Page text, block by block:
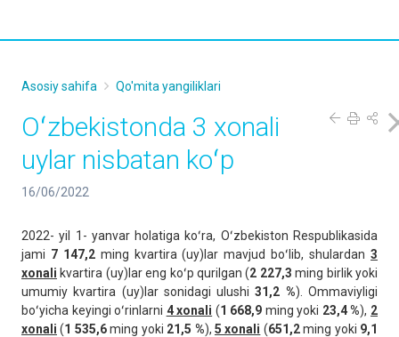
Asosiy sahifa Qo'mita yangiliklari
Oʻzbekistonda 3 xonali
uylar nisbatan koʻp
16/06/2022
2022- yil 1- yanvar holatiga koʻra, Oʻzbekiston Respublikasida
jami 7 147,2ming kvartira (uy)lar mavjud boʻlib, shulardan3
xonali kvartira (uy)lar eng koʻp qurilgan (2 227,3 ming birlik yoki
umumiy kvartira (uy)lar sonidagi ulushi31,2 %). Ommaviyligi
boʻyicha keyingi oʻrinlarni 4 xonali (1 668,9 ming yoki 23,4 %), 2
xonali (1 535,6ming yoki 21,5 %), 5 xonali (651,2ming yoki 9,1